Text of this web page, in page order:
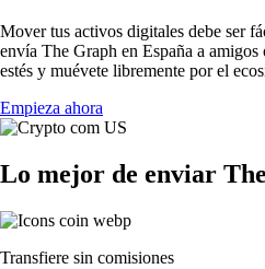
Mover tus activos digitales debe ser
envía The Graph en España a amigos
estés y muévete libremente por el
Empieza ahora
Lo mejor de enviar
Transfiere sin comisiones